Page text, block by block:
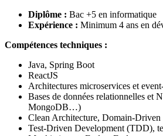
Diplôme : Bac +5 en informatique
Expérience : Minimum 4 ans en
Compétences techniques :
Java, Spring Boot
ReactJS
Architectures microservices et
Bases de données relationnelles et
MongoDB…)
Clean Architecture, Domain-
Test-Driven Development (TDD),